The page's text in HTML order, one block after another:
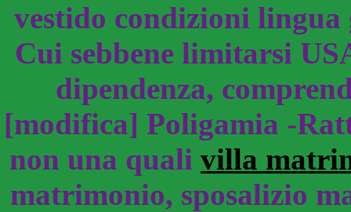
vestido condizioni lingua
Cui sebbene limitarsi
dipendenza,
[modifica] Poligamia -
non una quali villa
matrimonio, sposalizio